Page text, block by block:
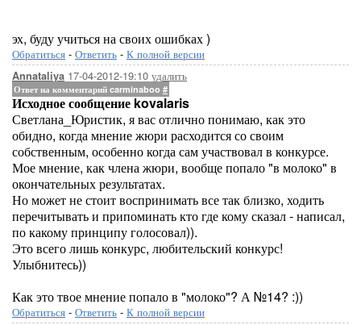
эх, буду учиться на своих ошибках )
Обратиться - Ответить - К полной версии
Annataliya 17-04-2012-19:10 удалить
Ответ на комментарий carminaboo #
Исходное сообщение kovalaris
Светлана_Юристик, я вас отлично понимаю, как это
обидно, когда мнение жюри расходится со своим
собственным, особенно когда сам участвовал в конкурсе.
Мое мнение, как члена жюри, вообще попало "в молоко" в
окончательных результатах.
Но может не стоит воспринимать все так близко, ходить
перечитывать и припоминать кто где кому сказал - написал,
по какому принципу голосовал)).
Это всего лишь конкурс, любительский конкурс!
Улыбнитесь))
Как это твое мнение попало в "молоко"? А №14? :))
Обратиться - Ответить - К полной версии